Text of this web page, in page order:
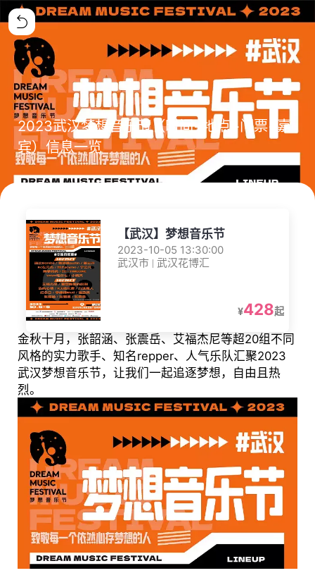
2023武汉梦想音乐节（时间+地点+门票+嘉
宾）信息一览
【武汉】梦想音乐节
2023-10-05 13:30:00
武汉市 | 武汉花博汇
¥428起
金秋十月，张韶涵、张震岳、艾福杰尼等超20组不同
风格的实力歌手、知名repper、人气乐队汇聚2023
武汉梦想音乐节，让我们一起追逐梦想，自由且热
烈。